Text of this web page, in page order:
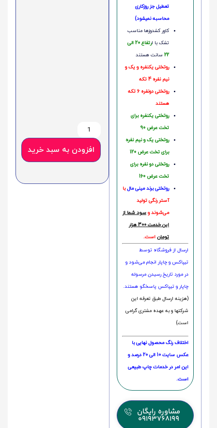
تعطیل جز روزکاری
محاسبه نمیشود)
کاور کشدوزها مناسب
تشک با ا
رتفاع 20 الی
22 سانت هستند
روتختی یکنفره و یک و
نیم نفره 4 تکه
روتختی دونفره 6 تکه
هستند
روتختی یکنفره برای
تخت عرض 90
روتختی یک و نیم نفره
برای تخت عرض 120
روتختی دو نفره برای
تخت عرض 160
روتختی‌ برند مینی مالبا
آستر رنگی تولید
می‌شوند و سود شما از
این خدمت 300 هزار
تومان است.
ارسال از فروشگاه توسط
تیپاکس و چاپار انجام می‌شود و
در مورد تاریخ رسیدن مرسوله
چاپار و تیپاکس پاسخگو هستند.
(هزینه ارسال طبق تعرفه این
شرکتها و به عهده مشتری گرامی
است)
اختلاف رنگ محصول نهایی با
عکس سایت 10 الی 20 درصد و
این امر در خدمات چاپ طبیعی
است.
مشاوره رایگان
09193768199
افزودن به سبد خرید